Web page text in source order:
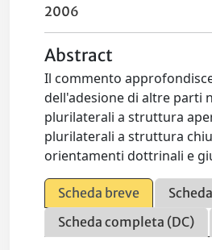
2006
Abstract
Il commento
dell'adesione di altre parti
plurilaterali a struttura
plurilaterali a struttura
orientamenti dottrinali e
Scheda breve
Scheda completa (DC)